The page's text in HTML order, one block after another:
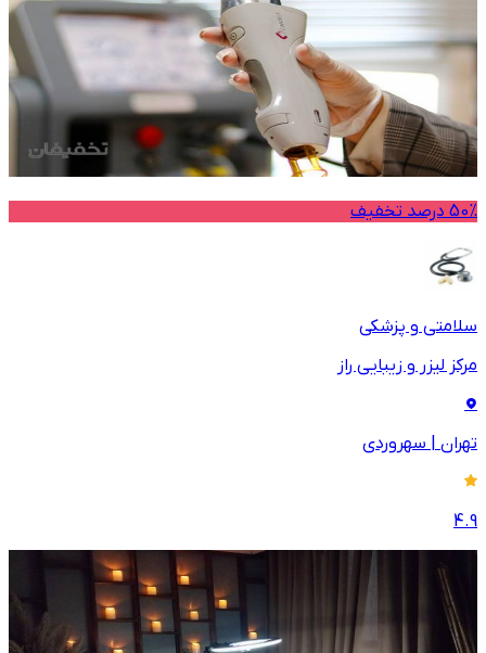
50% درصد تخفیف
سلامتی و پزشکی
مرکز لیزر و زیبایی راز
تهران | سهروردی
4.9